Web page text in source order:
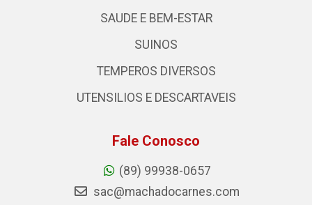
SAUDE E BEM-ESTAR
SUINOS
TEMPEROS DIVERSOS
UTENSILIOS E DESCARTAVEIS
Fale Conosco
(89) 99938-0657
sac@machadocarnes.com